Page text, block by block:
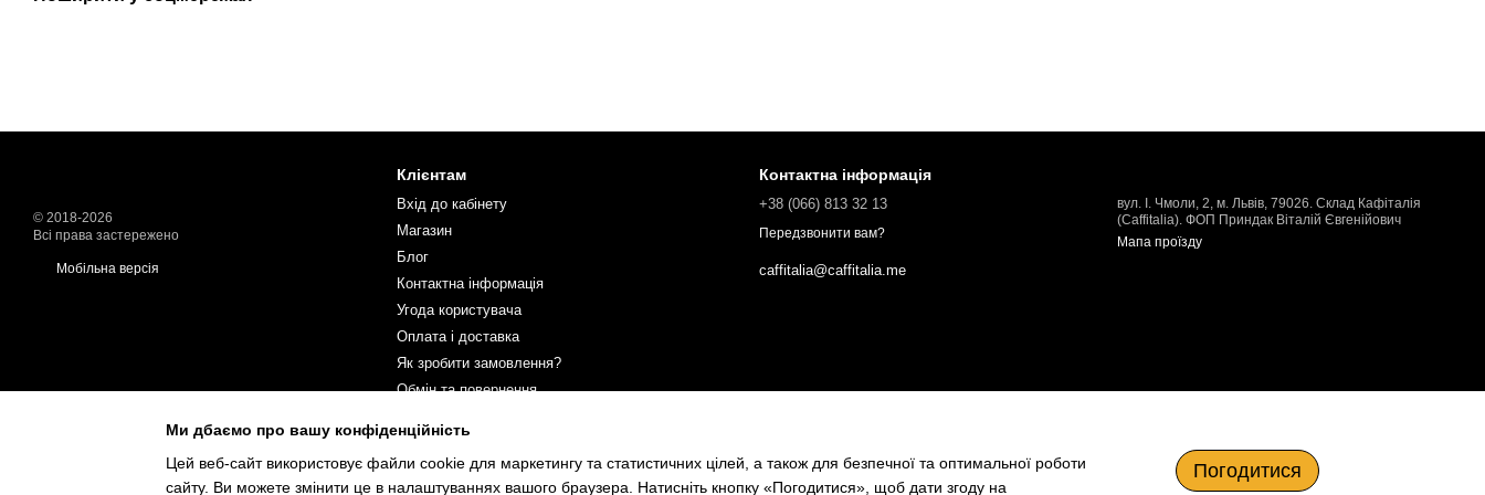
© 2018-2026
Всі права застережено
Мобільна версія
Клієнтам
Вхід до кабінету
Магазин
Блог
Контактна інформація
Угода користувача
Оплата і доставка
Як зробити замовлення?
Обмін та повернення
Ми в соцмережах
Контактна інформація
+38 (066) 813 32 13
Передзвонити вам?
caffitalia@caffitalia.me
вул. І. Чмоли, 2, м. Львів, 79026. Склад Кафіталія
(Caffitalia). ФОП Приндак Віталій Євгенійович
Мапа проїзду
Ми дбаємо про вашу конфіденційність
Цей веб-сайт використовує файли cookie для маркетингу та статистичних цілей, а також для безпечної та оптимальної роботи
сайту. Ви можете змінити це в налаштуваннях вашого браузера. Натисніть кнопку «Погодитися», щоб дати згоду на
Погодитися